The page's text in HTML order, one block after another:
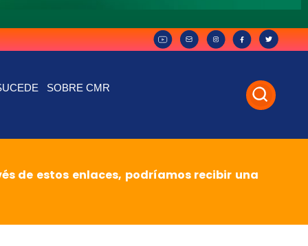
SOBRE CMR
de estos enlaces, podríamos recibir una